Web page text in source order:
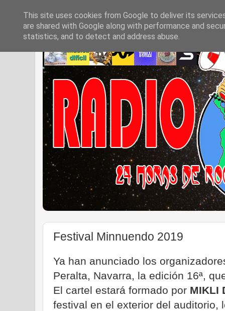
Festival Minnuendo 2019
Ya han anunciado los
Peralta, Navarra, la edición 16ª,
El cartel estará formado por MIKLI
festival en el exterior del auditorio,
This site uses cookies from Google to deliver its
are shared with Google along with performance and
statistics, and to detect and address abuse.